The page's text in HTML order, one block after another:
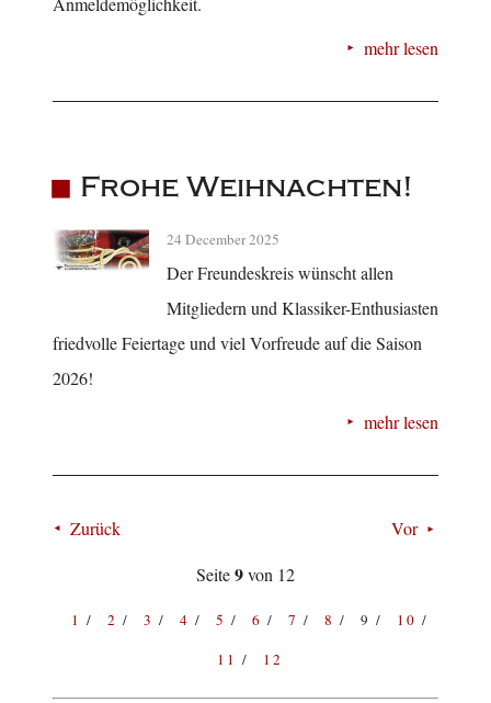
mehr lesen
Frohe Weihnachten!
24 December 2025
Der Freundeskreis wünscht allen
Mitgliedern und Klassiker-Enthusiasten
friedvolle Feiertage und viel Vorfreude auf die Saison
2026!
mehr lesen
Zurück
Vor
Seite9von 12
1 2 3 4 5 6 7 8 9
10
11
12